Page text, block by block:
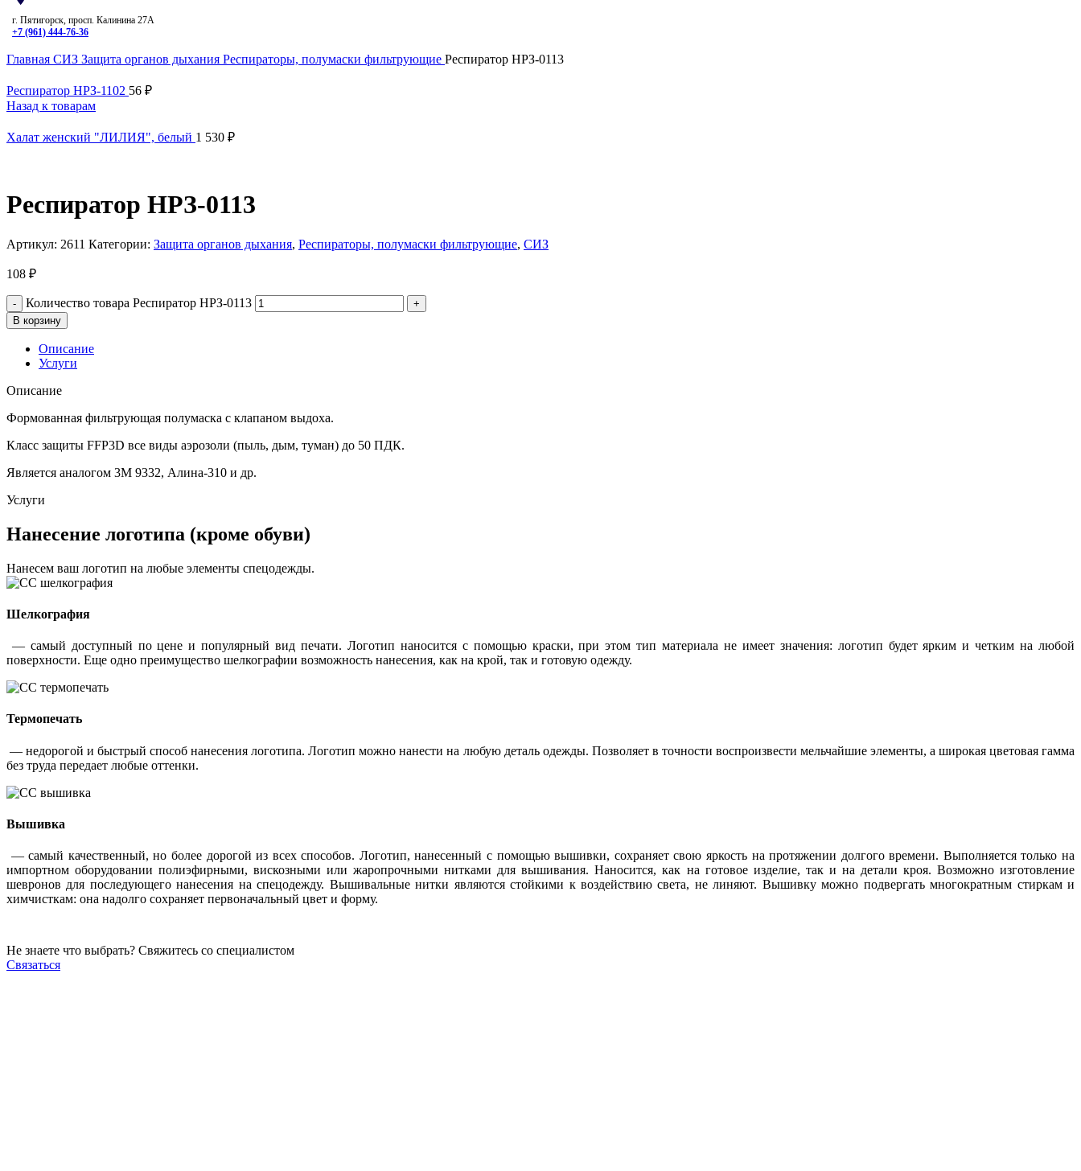
г. Пятигорск, просп. Калинина 27А
+7 (961) 444-76-36
Главная СИЗ Защита органов дыхания Респираторы, полумаски фильтрующие Респиратор НРЗ-0113
Респиратор НРЗ-1102 56 ₽
Назад к товарам
Халат женский "ЛИЛИЯ", белый 1 530 ₽
Респиратор НРЗ-0113
Артикул: 2611 Категории: Защита органов дыхания, Респираторы, полумаски фильтрующие, СИЗ
108 ₽
Количество товара Респиратор НРЗ-0113
В корзину
Описание
Услуги
Описание
Формованная фильтрующая полумаска с клапаном выдоха.
Класс защиты FFP3D все виды аэрозоли (пыль, дым, туман) до 50 ПДК.
Является аналогом 3М 9332, Алина-310 и др.
Услуги
Нанесение логотипа (кроме обуви)
Нанесем ваш логотип на любые элементы спецодежды.
Шелкография
— самый доступный по цене и популярный вид печати. Логотип наносится с помощью краски, при этом тип материала не имеет значения: логотип будет ярким и четким на любой
поверхности. Еще одно преимущество шелкографии возможность нанесения, как на крой, так и готовую одежду.
Термопечать
— недорогой и быстрый способ нанесения логотипа. Логотип можно нанести на любую деталь одежды. Позволяет в точности воспроизвести мельчайшие элементы, а широкая цветовая гамма
без труда передает любые оттенки.
Вышивка
— самый качественный, но более дорогой из всех способов. Логотип, нанесенный с помощью вышивки, сохраняет свою яркость на протяжении долгого времени. Выполняется только на
импортном оборудовании полиэфирными, вискозными или жаропрочными нитками для вышивания. Наносится, как на готовое изделие, так и на детали кроя. Возможно изготовление
шевронов для последующего нанесения на спецодежду. Вышивальные нитки являются стойкими к воздействию света, не линяют. Вышивку можно подвергать многократным стиркам и
химчисткам: она надолго сохраняет первоначальный цвет и форму.
Не знаете что выбрать? Свяжитесь со специалистом
Связаться